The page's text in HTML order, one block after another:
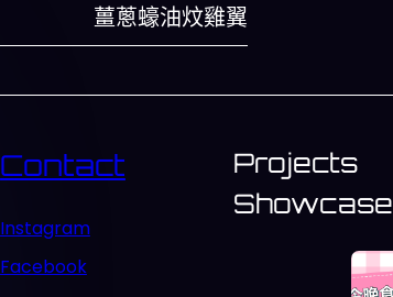
薑蔥蠔油炆雞翼
Contact
Instagram
Facebook
Projects
Showcase